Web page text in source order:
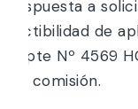
respuesta a
factibilidad de
Expte Nº 4569
en comisión.